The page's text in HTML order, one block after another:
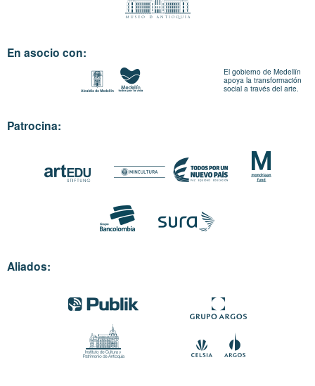
En asocio con:
El gobierno de Medellín
apoya la transformación
social a través del arte.
Patrocina:
Aliados: